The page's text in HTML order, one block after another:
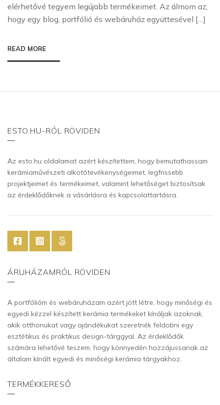
elérhetővé tegyem legújabb termékeimet. Az álmom az,
hogy egy blog, portfólió és webáruház együttesével […]
READ MORE
ESTO.HU-RÓL RÖVIDEN
Az esto.hu oldalamat azért készítettem, hogy bemutathassam
kerámiaművészeti alkotótevékenységeimet, legfrissebb
projektjeimet és termékeimet, valamint lehetőséget biztosítsak
az érdeklődőknek a vásárlásra és kapcsolattartásra.
ÁRUHÁZAMRÓL RÖVIDEN
A portfólióm és webáruházam azért jött létre, hogy minőségi és
egyedi kézzel készített kerámia termékeket kínáljak azoknak,
akik otthonukat vagy ajándékukat szeretnék feldobni egy
esztétikus és praktikus design-tárggyal. Az érdeklődők
számára lehetővé teszem, hogy könnyedén hozzájussanak az
általam kínált egyedi és minőségi kerámia tárgyakhoz.
TERMÉKKERESŐ